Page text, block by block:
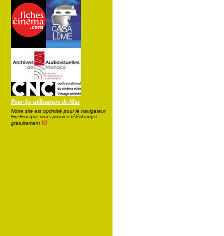
Pour les utilisateurs de Mac
Notre site est optimisé pour le navigateur
FireFox que vous pouvez télécharger
gratuitement ici